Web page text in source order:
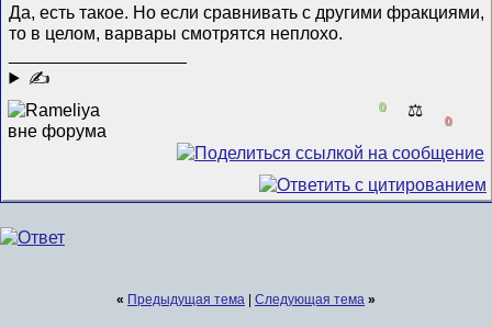
Да, есть такое. Но если сравнивать с другими фракциями,
то в целом, варвары смотрятся неплохо.
✍
0 ⚖️
0
« Предыдущая тема Следующая тема »